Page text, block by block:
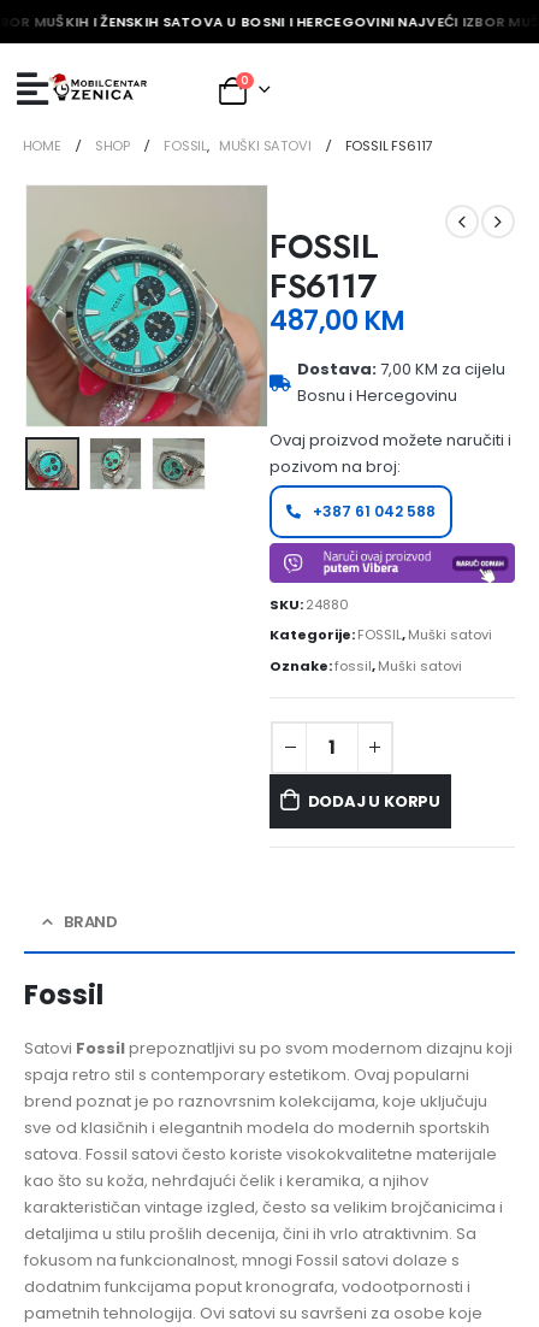
MUŠKIH I ŽENSKIH SATOVA U BOSNI I HERCEGOVINI NAJVEĆI IZBOR
0
HOME SHOP FOSSIL, MUŠKI SATOVI FOSSIL FS6117
FOSSIL
FS6117
487,00 KM
Dostava:7,00 KM za cijelu
Bosnu i Hercegovinu
Ovaj proizvod možete naručiti i
pozivom na broj:
+387 61 042 588
SKU:24880
Kategorije:FOSSIL,Muški satovi
Oznake:fossil,Muški satovi
DODAJ U KORPU
BRAND
Fossil
Satovi Fossilprepoznatljivi su po svom modernom dizajnu koji
spaja retro stil s contemporary estetikom. Ovaj popularni
brend poznat je po raznovrsnim kolekcijama, koje uključuju
sve od klasičnih i elegantnih modela do modernih sportskih
satova. Fossil satovi često koriste visokokvalitetne materijale
kao što su koža, nehrđajući čelik i keramika, a njihov
karakterističan vintage izgled, često sa velikim brojčanicima i
detaljima u stilu prošlih decenija, čini ih vrlo atraktivnim. Sa
fokusom na funkcionalnost, mnogi Fossil satovi dolaze s
dodatnim funkcijama poput kronografa, vodootpornosti i
pametnih tehnologija. Ovi satovi su savršeni za osobe koje